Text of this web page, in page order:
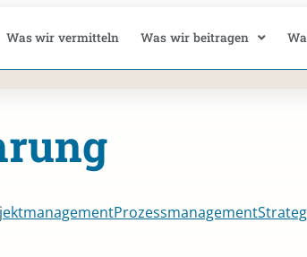
Was wir vermitteln Was wir beitragen
Prozessmanagement